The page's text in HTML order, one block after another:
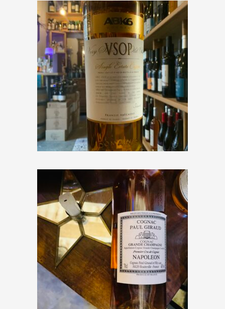
ABK6 « Cognac VSOP »
€57,00
Paul Giraud « Cognac
Napoléon »